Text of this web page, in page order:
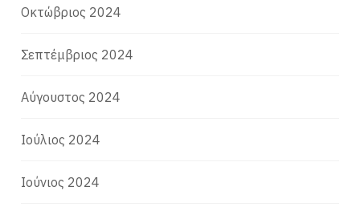
Οκτώβριος 2024
Σεπτέμβριος 2024
Αύγουστος 2024
Ιούλιος 2024
Ιούνιος 2024